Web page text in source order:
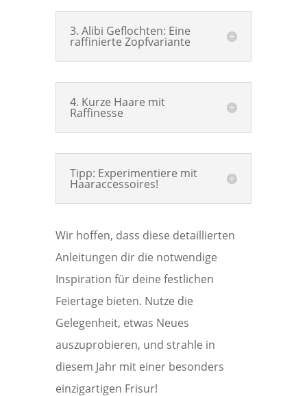
3. Alibi Geflochten: Eine
raffinierte Zopfvariante
4. Kurze Haare mit
Raffinesse
Tipp: Experimentiere mit
Haaraccessoires!
Wir hoffen, dass diese detaillierten
Anleitungen dir die notwendige
Inspiration für deine festlichen
Feiertage bieten. Nutze die
Gelegenheit, etwas Neues
auszuprobieren, und strahle in
diesem Jahr mit einer besonders
einzigartigen Frisur!